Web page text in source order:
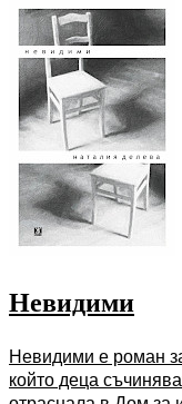
Невидими
Невидими е роман
който деца